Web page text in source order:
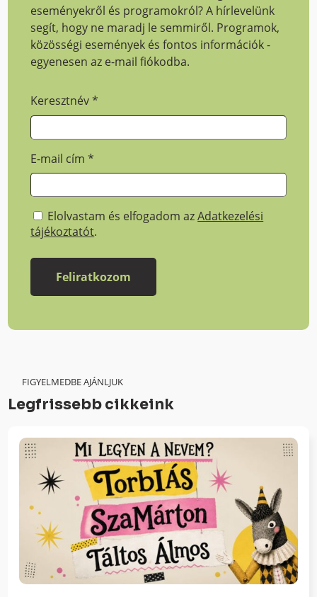
eseményekről és programokról? A hírlevelünk
segít, hogy ne maradj le semmiről. Programok,
közösségi események és fontos információk -
egyenesen az e-mail fiókodba.
Keresztnév*
E-mail cím*
Elolvastam és elfogadom azAdatkezelési
tájékoztatót.
FIGYELMEDBE AJÁNLJUK
Legfrissebb cikkeink